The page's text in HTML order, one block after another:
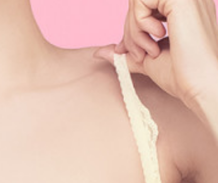
Nos services
Ils nous font confiance